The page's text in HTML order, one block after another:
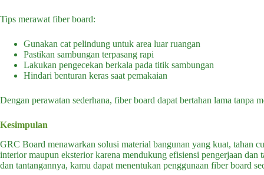
Tips merawat fiber board:
Gunakan cat pelindung untuk area luar ruangan
Pastikan sambungan terpasang rapi
Lakukan pengecekan berkala pada titik sambungan
Hindari benturan keras saat pemakaian
Dengan perawatan sederhana, fiber board dapat bertahan lama tanpa
Kesimpulan
GRC Board menawarkan solusi material bangunan yang kuat, tahan
interior maupun eksterior karena mendukung efisiensi pengerjaan
dan tantangannya, kamu dapat menentukan penggunaan fiber board